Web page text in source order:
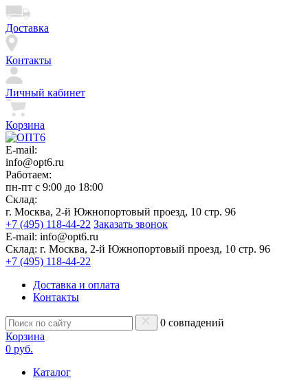
Доставка
Контакты
Личный кабинет
Корзина
E-mail:
info@opt6.ru
Работаем:
пн-пт с 9:00 до 18:00
Склад:
г. Москва, 2-й Южнопортовый проезд, 10 стр. 96
+7 (495) 118-44-22 Заказать звонок
E-mail: info@opt6.ru
Склад: г. Москва, 2-й Южнопортовый проезд, 10 стр. 96
+7 (495) 118-44-22
Доставка и оплата
Контакты
0 совпадений
Корзина
0 руб.
Каталог